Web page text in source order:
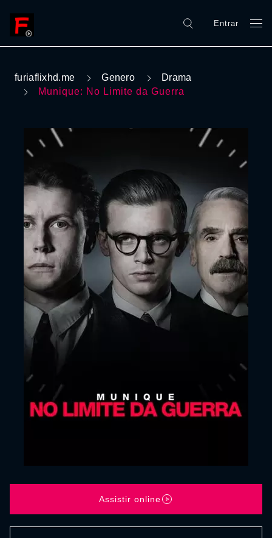
Entrar
furiaflixhd.me Genero
Drama
Munique: No Limite da Guerra
Assistir online